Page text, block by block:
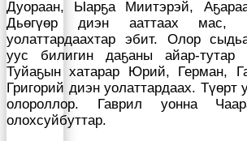
Дуораан, Ыарҕа Миитэрэй,
Дьөгүөр диэн ааттаах мас,
уолаттардаахтар эбит. Олор
уус билигин даҕаны айар-тутар
Туйаҕын хатарар Юрий, Герман,
Григорий диэн уолаттардаах.
олороллор. Гаврил уонна
олохсуйбуттар.